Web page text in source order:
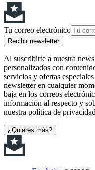
Tu correo electrónico
Recibir newsletter
Al suscribirte a nuestra
personalizados con
servicios y ofertas
newsletter en cualquier
baja en los correos
información al respecto y
nuestra política de
¿Quieres más?